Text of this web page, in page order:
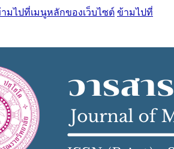
มไปที่เมนูหลักของเว็บไซต์ ข้ามไปที่